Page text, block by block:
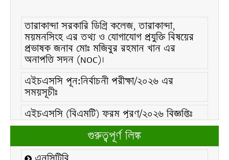
তারাকান্দা সরকারি ডিগ্রি কলেজ, তারাকান্দা,
ময়মনসিংহ এর তথ্য ও যোগাযোগ প্রযুক্তি বিষয়ের
প্রভাষক জনাব মোঃ মজিবুর রহমান খান এর
অনাপত্তি সদন (NOC)।
এইচএসসি পূন:নির্বাচনী পরীক্ষা/২০২৬ এর
সময়সূচীঃ
এইচএসসি (বিএমটি) ফরম পূরণ/২০২৬ বিজ্ঞপ্তিঃ
এইচএসসি ফরম/২০২৬ পূরণ বিজ্ঞপ্তিঃ
২১ ফেব্রুয়ারি/২০২৬ ইং তারিখে “শহিদ দিবস ও
গুরুত্বপূর্ণ লিঙ্ক